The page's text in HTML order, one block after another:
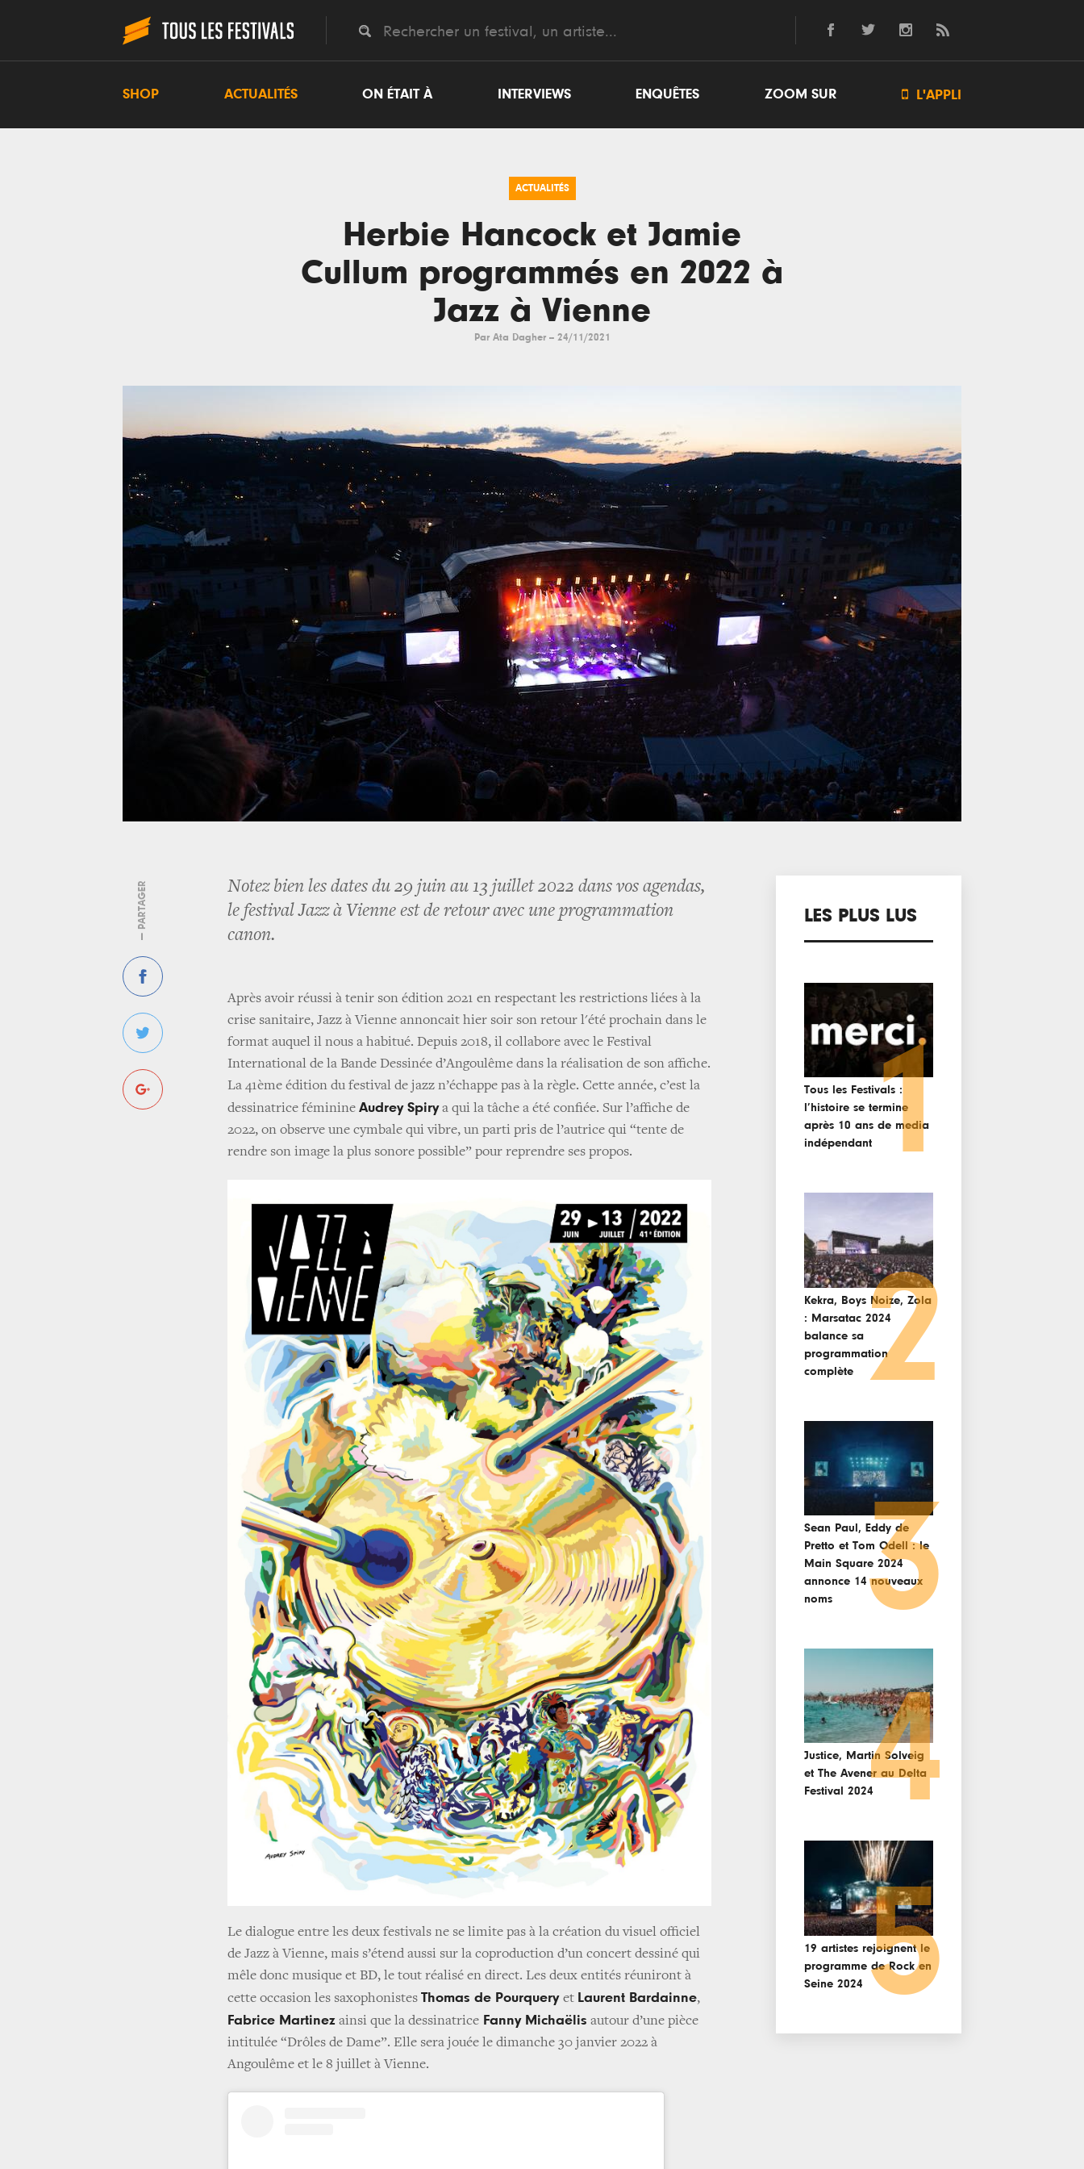
SHOP ACTUALITÉS ON ÉTAIT À INTERVIEWS ENQUÊTES ZOOM SUR  L'APPLI
ACTUALITÉS
Herbie Hancock et Jamie
Cullum programmés en 2022 à
Jazz à Vienne
Par Ata Dagher -- 24/11/2021
— PARTAGER
Notez bien les dates du 29 juin au 13 juillet 2022 dans vos agendas,
le festival Jazz à Vienne est de retour avec une programmation
canon.
Après avoir réussi à tenir son édition 2021 en respectant les restrictions liées à la
crise sanitaire, Jazz à Vienne annoncait hier soir son retour l'été prochain dans le
format auquel il nous a habitué. Depuis 2018, il collabore avec le Festival
International de la Bande Dessinée d’Angoulême dans la réalisation de son affiche.
La 41ème édition du festival de jazz n’échappe pas à la règle. Cette année, c’est la
dessinatrice féminine Audrey Spirya qui la tâche a été confiée. Sur l’affiche de
2022, on observe une cymbale qui vibre, un parti pris de l’autrice qui “tente de
rendre son image la plus sonore possible” pour reprendre ses propos.
Le dialogue entre les deux festivals ne se limite pas à la création du visuel officiel
de Jazz à Vienne, mais s’étend aussi sur la coproduction d’un concert dessiné qui
mêle donc musique et BD, le tout réalisé en direct. Les deux entités réuniront à
cette occasion les saxophonistes Thomas de Pourquery et Laurent Bardainne,
Fabrice Martinez ainsi que la dessinatrice Fanny Michaëlis autour d’une pièce
intitulée “Drôles de Dame”. Elle sera jouée le dimanche 30 janvier 2022 à
Angoulême et le 8 juillet à Vienne.
LES PLUS LUS
Tous les Festivals :
l’histoire se termine
après 10 ans de media
indépendant1
Kekra, Boys Noize, Zola
: Marsatac 2024
balance sa
programmation
complète
2
Sean Paul, Eddy de
Pretto et Tom Odell : le
Main Square 2024
annonce 14 nouveaux
noms
3
Justice, Martin Solveig
et The Avener au Delta
Festival 20244
19 artistes rejoignent le
programme de Rock en
Seine 2024 5